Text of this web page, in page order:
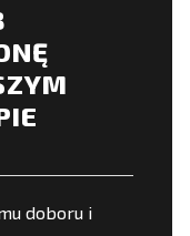
doboru i